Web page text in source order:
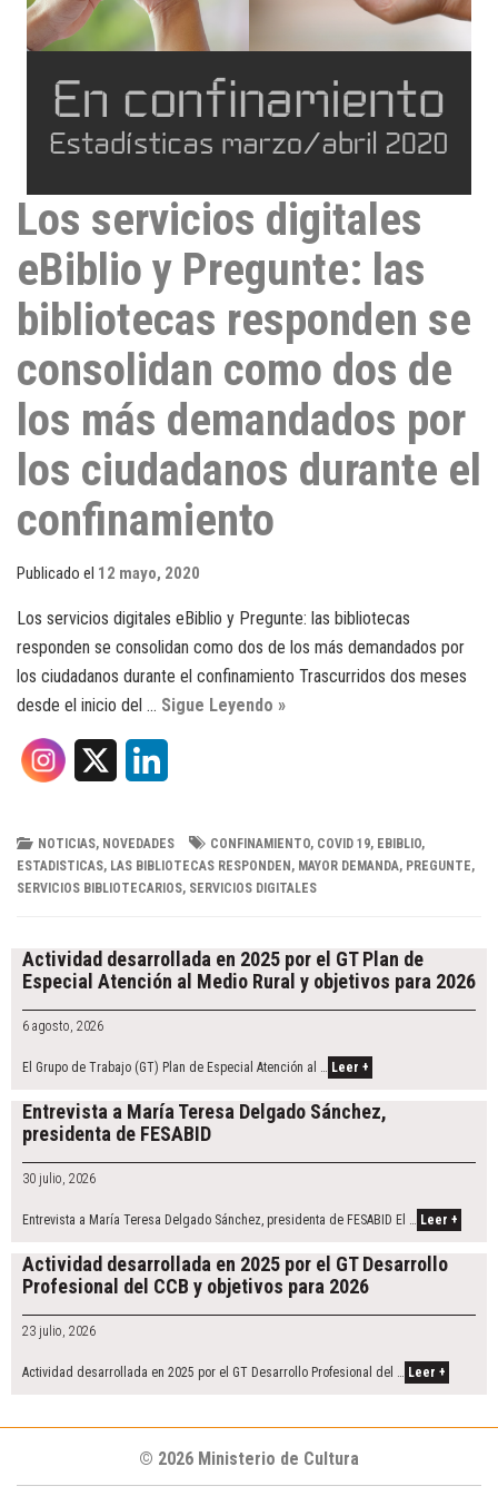
Los servicios digitales
eBiblio y Pregunte: las
bibliotecas responden se
consolidan como dos de
los más demandados por
los ciudadanos durante el
confinamiento
Publicado el 12 mayo, 2020
Los servicios digitales eBiblio y Pregunte: las bibliotecas
responden se consolidan como dos de los más demandados por
los ciudadanos durante el confinamiento Trascurridos dos meses
desde el inicio del … Sigue Leyendo »
n
k
d
I
n
NOTICIAS, NOVEDADES CONFINAMIENTO, COVID 19, EBIBLIO,
ESTADISTICAS, LAS BIBLIOTECAS RESPONDEN , MAYOR DEMANDA, PREGUNTE,
SERVICIOS BIBLIOTECARIOS, SERVICIOS DIGITALES
navigation
Actividad desarrollada en 2025 por el GT Plan de
Especial Atención al Medio Rural y objetivos para 2026
6 agosto, 2026
El Grupo de Trabajo (GT) Plan de Especial Atención al … Leer +
Entrevista a María Teresa Delgado Sánchez,
presidenta de FESABID
30 julio, 2026
Entrevista a María Teresa Delgado Sánchez, presidenta de FESABID El … Leer +
Actividad desarrollada en 2025 por el GT Desarrollo
Profesional del CCB y objetivos para 2026
23 julio, 2026
Actividad desarrollada en 2025 por el GT Desarrollo Profesional del … Leer +
© 2026 Ministerio de Cultura